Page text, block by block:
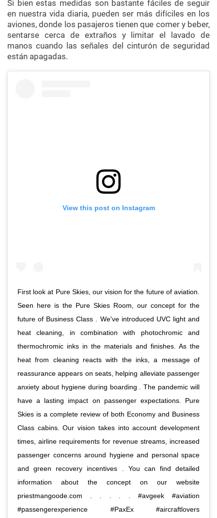
Si bien estas medidas son bastante fáciles de seguir
en nuestra vida diaria, pueden ser más difíciles en los
aviones, donde los pasajeros tienen que comer y beber,
sentarse cerca de extraños y limitar el lavado de
manos cuando las señales del cinturón de seguridad
están apagadas.
View this post on Instagram
First look at Pure Skies, our vision for the future of aviation.
Seen here is the Pure Skies Room, our concept for the
future of Business Class . We've introduced UVC light and
heat cleaning, in combination with photochromic and
thermochromic inks in the materials and finishes. As the
heat from cleaning reacts with the inks, a message of
reassurance appears on seats, helping alleviate passenger
anxiety about hygiene during boarding . The pandemic will
have a lasting impact on passenger expectations. Pure
Skies is a complete review of both Economy and Business
Class cabins. Our vision takes into account development
times, airline requirements for revenue streams, increased
passenger concerns around hygiene and personal space
and green recovery incentives . You can find detailed
information about the concept on our website
priestmangoode.com . . . . . #avgeek #aviation
#passengerexperience #PaxEx #aircraftlovers